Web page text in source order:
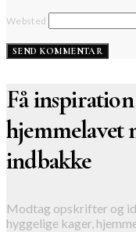
Websted
Få
hjemmelavet
indbakke
Modtag opskrifter og
hyggelige kager,